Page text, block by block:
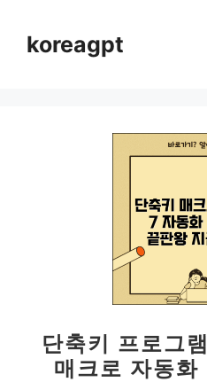
koreagpt
단축키 프로그
매크로 자동